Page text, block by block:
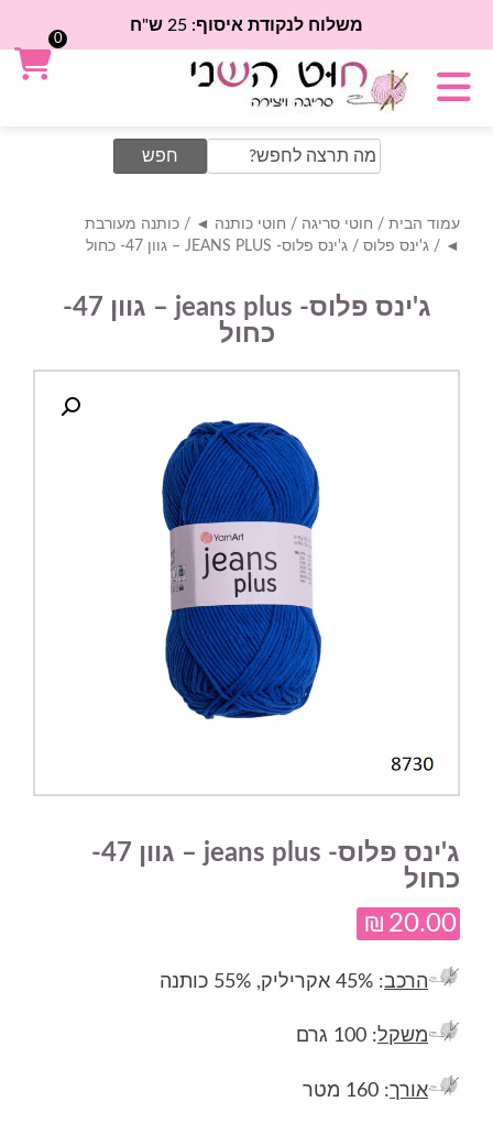
משלוח לנקודת איסוף: 25 ש"ח
Search
for:
עמוד הבית / חוטי סריגה / חוטי כותנה ◄ / כותנה מעורבת
◄
/ ג'ינס פלוס / ג'ינס פלוס- JEANS PLUS – גוון 47- כחול
ג'ינס פלוס- jeans plus – גוון 47-
כחול
ג'ינס פלוס- jeans plus – גוון 47-
כחול
₪ 20.00
הרכב: 45% אקריליק, 55% כותנה
משקל: 100 גרם
אורך: 160 מטר
0